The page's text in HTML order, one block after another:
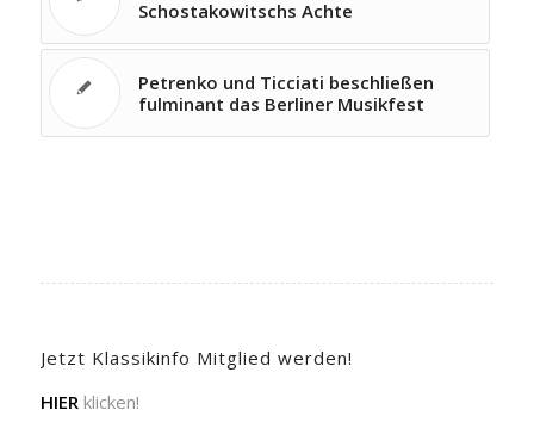
Schostakowitschs Achte
Petrenko und Ticciati beschließen
fulminant das Berliner Musikfest
Jetzt Klassikinfo Mitglied werden!
HIER klicken!